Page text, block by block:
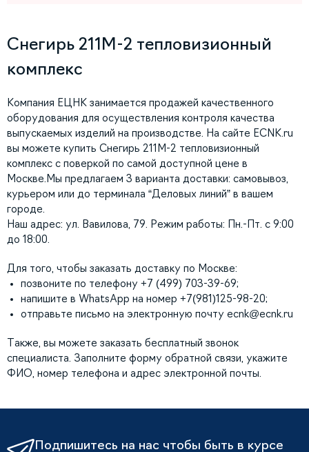
Снегирь 211М-2 тепловизионный
комплекс
Компания ЕЦНК занимается продажей качественного
оборудования для осуществления контроля качества
выпускаемых изделий на производстве. На сайте ECNK.ru
вы можете купить Снегирь 211М-2 тепловизионный
комплекс с поверкой по самой доступной цене в
Москве.Мы предлагаем 3 варианта доставки: самовывоз,
курьером или до терминала “Деловых линий” в вашем
городе.
Наш адрес: ул. Вавилова, 79. Режим работы: Пн.-Пт. с 9:00
до 18:00.
Для того, чтобы заказать доставку по Москве:
позвоните по телефону +7 (499) 703-39-69;
напишите в WhatsApp на номер +7(981)125-98-20;
отправьте письмо на электронную почту ecnk@ecnk.ru
Также, вы можете заказать бесплатный звонок
специалиста. Заполните форму обратной связи, укажите
ФИО, номер телефона и адрес электронной почты.
Подпишитесь на нас чтобы быть в курсе